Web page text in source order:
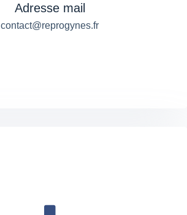
Adresse mail
contact@reprogynes.fr